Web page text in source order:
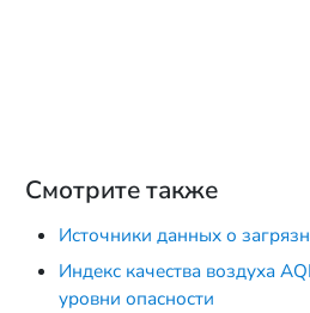
Смотрите также
Источники данных о
Индекс качества воздуха
уровни опасности